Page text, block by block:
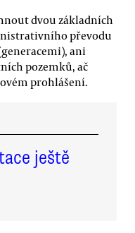
dvou základních
převodu
ani
pozemků, ač
prohlášení.
ještě